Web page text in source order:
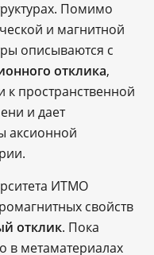
Помимо
и магнитной
описываются с
отклика,
пространственной
и дает
аксионной
ИТМО
свойств
отклик. Пока
в метаматериалах